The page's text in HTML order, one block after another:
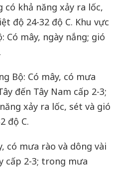
khả năng xảy ra lốc,
độ 24-32 độ C. Khu vực
Có mây, ngày nắng; gió
Bộ: Có mây, có mưa
đến Tây Nam cấp 2-3;
xảy ra lốc, sét và gió
độ C.
có mưa rào và dông vài
cấp 2-3; trong mưa